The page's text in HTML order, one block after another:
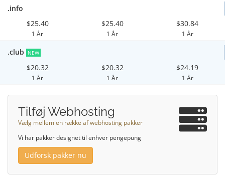
.info
$25.40
1 År
$25.40
1 År
$30.84
1 År
.club NEW
$20.32
1 År
$20.32
1 År
$24.19
1 År
Tilføj Webhosting
Vælg mellem en række af webhosting pakker
Vi har pakker designet til enhver pengepung
Udforsk pakker nu